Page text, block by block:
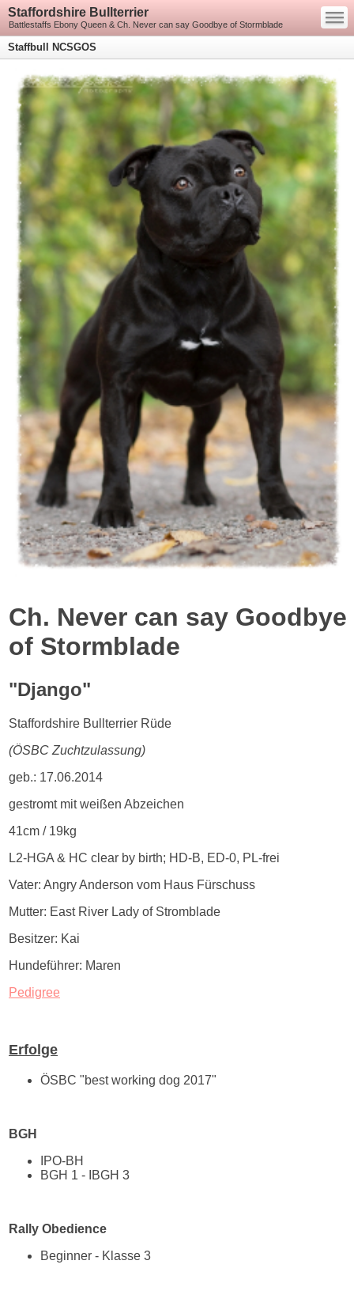
Staffordshire Bullterrier
Battlestaffs Ebony Queen & Ch. Never can say Goodbye of Stormblade
—
—
—
Staffbull NCSGOS
Ch. Never can say Goodbye
of Stormblade
"Django"
Staffordshire Bullterrier Rüde
(ÖSBC Zuchtzulassung)
geb.: 17.06.2014
gestromt mit weißen Abzeichen
41cm / 19kg
L2-HGA & HC clear by birth; HD-B, ED-0, PL-frei
Vater: Angry Anderson vom Haus Fürschuss
Mutter: East River Lady of Stromblade
Besitzer: Kai
Hundeführer: Maren
Pedigree
Erfolge
ÖSBC "best working dog 2017"
BGH
IPO-BH
BGH 1 - IBGH 3
Rally Obedience
Beginner - Klasse 3